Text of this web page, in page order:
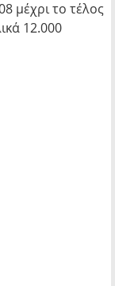
μέχρι το τέλος
12.000